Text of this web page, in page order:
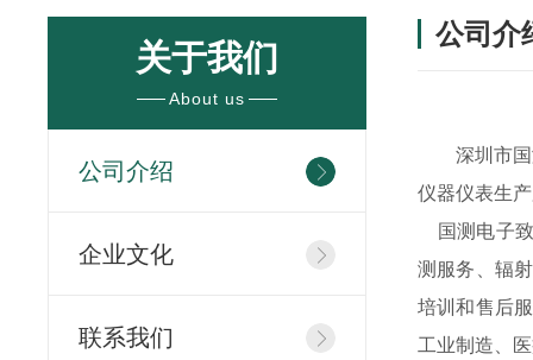
关于我们
About us
公司介绍
企业文化
联系我们
公司介
深圳市
仪器仪表生
国测电子致
测服务、辐
培训和售后
工业制造、